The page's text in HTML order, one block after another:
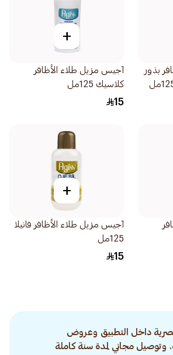
بذور
+
آجيس مزيل طلاء الأظافر
كلاسيك 125مل
15
+
آجيس مزيل طلاء الأظافر فانيلا
125مل
15
داخل التطبيق وعروض
مجاني لمدة سنة كاملة